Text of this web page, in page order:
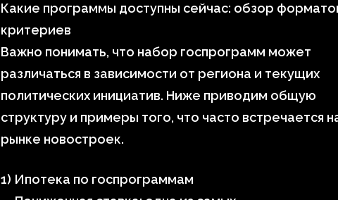
Какие программы доступны сейчас: обзор
критериев
Важно понимать, что набор госпрограмм может
различаться в зависимости от региона и текущих
политических инициатив. Ниже приводим общую
структуру и примеры того, что часто встречается
рынке новостроек.
1) Ипотека по госпрограммам